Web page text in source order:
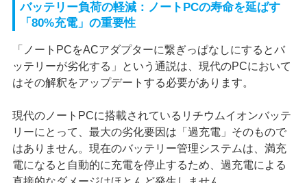
バッテリー負荷の軽減：ノートPCの寿命を延ばす
「80%充電」の重要性
「ノートPCをACアダプターに繋ぎっぱなしにするとバ
ッテリーが劣化する」という通説は、現代のPCにおいて
はその解釈をアップデートする必要があります。
現代のノートPCに搭載されているリチウムイオンバッテ
リーにとって、最大の劣化要因は「過充電」そのもので
はありません。現在のバッテリー管理システムは、満充
電になると自動的に充電を停止するため、過充電による